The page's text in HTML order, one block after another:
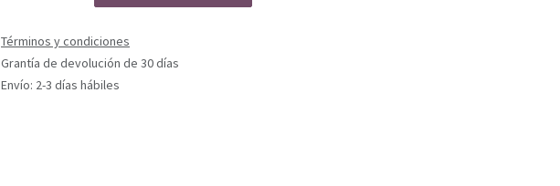
Términos y condiciones
Grantía de devolución de 30 días
Envío: 2-3 días hábiles